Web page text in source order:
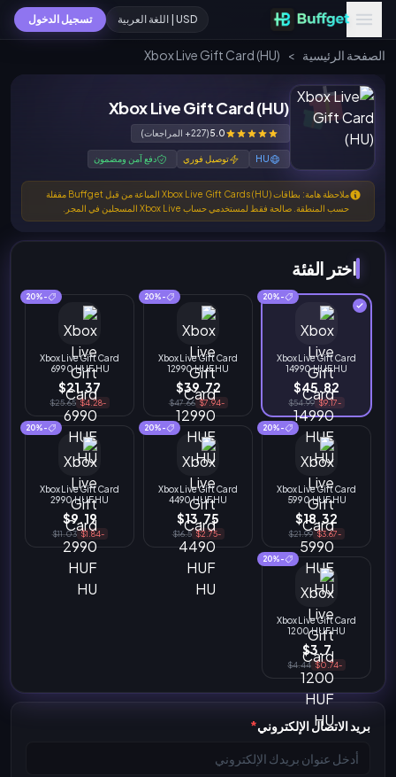
USD | اللغة العربية تسجيل الدخول
الصفحة الرئيسية >
Xbox Live Gift Card (HU)
Xbox Live Gift Card (HU)
5.0(227+ المراجعات)
HU توصيل فوري دفع آمن ومضمون
ملاحظة هامة: بطاقات Xbox Live Gift Cards (HU) المباعة من قبل Buffget مقفلة
حسب المنطقة. صالحة فقط لمستخدمي حساب Xbox Live المسجلين في المجر.
اختر الفئة
-20%
Xbox Live Gift Card
14990 HUF HU
$45.82
-$9.17
$54.99
-20%
Xbox Live Gift Card
12990 HUF HU
$39.72
-$7.94
$47.66
-20%
Xbox Live Gift Card
6990 HUF HU
$21.37
-$4.28
$25.65
-20%
Xbox Live Gift Card
5990 HUF HU
$18.32
-$3.67
$21.99
-20%
Xbox Live Gift Card
4490 HUF HU
$13.75
-$2.75
$16.5
-20%
Xbox Live Gift Card
2990 HUF HU
$9.19
-$1.84
$11.03
-20%
Xbox Live Gift Card
1200 HUF HU
$3.7
-$0.74
$4.44
بريد الاتصال الإلكتروني*